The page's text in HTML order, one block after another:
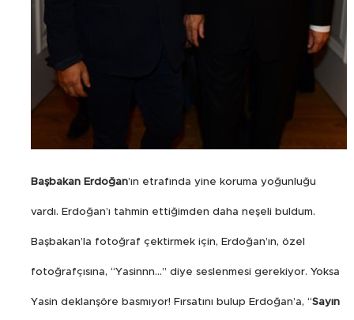
Başbakan Erdoğan’ın etrafında yine koruma yoğunluğu
vardı. Erdoğan’ı tahmin ettiğimden daha neşeli buldum.
Başbakan’la fotoğraf çektirmek için, Erdoğan’ın, özel
fotoğrafçısına, “Yasinnn…” diye seslenmesi gerekiyor. Yoksa
Yasin deklanşöre basmıyor! Fırsatını bulup Erdoğan’a, “Sayın